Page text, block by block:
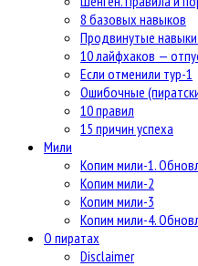
8 базовых навыков
Продвинутые
10 лайфхаков —
Если отменили тур-1
Ошибочные
10 правил
15 причин успеха
Мили
Копим мили-1.
Копим мили-2
Копим мили-3
Копим мили-4.
О пиратах
Disclaimer